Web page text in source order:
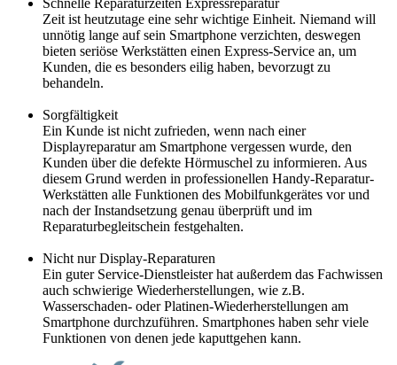
Schnelle Reparaturzeiten Expressreparatur
Zeit ist heutzutage eine sehr wichtige Einheit. Niemand will
unnötig lange auf sein Smartphone verzichten, deswegen
bieten seriöse Werkstätten einen Express-Service an, um
Kunden, die es besonders eilig haben, bevorzugt zu
behandeln.
Sorgfältigkeit
Ein Kunde ist nicht zufrieden, wenn nach einer
Displayreparatur am Smartphone vergessen wurde, den
Kunden über die defekte Hörmuschel zu informieren. Aus
diesem Grund werden in professionellen Handy-Reparatur-
Werkstätten alle Funktionen des Mobilfunkgerätes vor und
nach der Instandsetzung genau überprüft und im
Reparaturbegleitschein festgehalten.
Nicht nur Display-Reparaturen
Ein guter Service-Dienstleister hat außerdem das Fachwissen
auch schwierige Wiederherstellungen, wie z.B.
Wasserschaden- oder Platinen-Wiederherstellungen am
Smartphone durchzuführen. Smartphones haben sehr viele
Funktionen von denen jede kaputtgehen kann.